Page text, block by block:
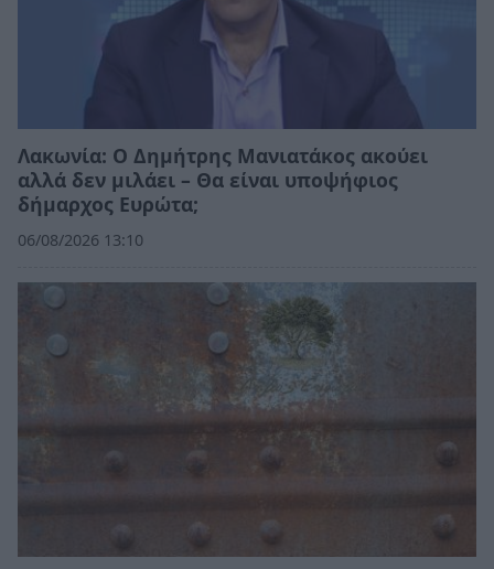
Λακωνία: Ο Δημήτρης Μανιατάκος ακούει
αλλά δεν μιλάει – Θα είναι υποψήφιος
δήμαρχος Ευρώτα;
06/08/2026 13:10